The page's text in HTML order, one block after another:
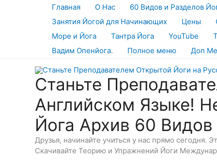
Главная О Нас 60 Видов и Разделов
Занятия Йогой для Начинающих
Цены
Море и Йога
Тантра Йога YouTube
Вадим Опенйога.
Полное меню Доп
Станьте
Английском Языке!
Йога Архив 60 Видов
Друзья, начинайте учиться у нас прямо
Скачивайте Теорию и Упражнений Йоги